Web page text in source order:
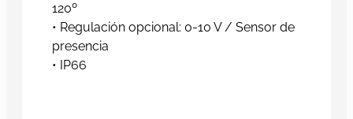
120º
• Regulación opcional: 0-10 V / Sensor de
presencia
• IP66